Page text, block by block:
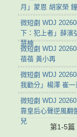
月」蒙恩 胡家榮
微短劇 WDJ
下：犯上者」薛濱
慧楠
微短劇 WDJ
蓓蓓 黃小再
微短劇 WDJ
我勸分」楊澤 崔一
微短劇 WDJ
靠皇后心聲逆風翻
兒
第1-5篇